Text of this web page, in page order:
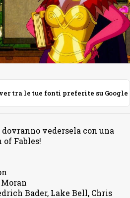
tra le tue fonti preferite su Google
vedersela con una
of Fables!
Bader, Lake Bell, Chris